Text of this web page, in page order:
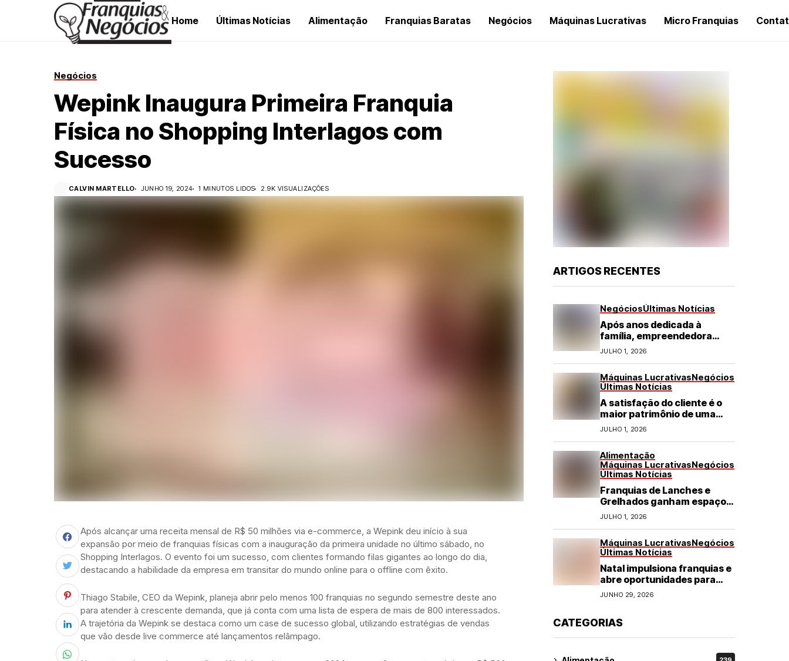
Home Últimas Notícias Alimentação Franquias Baratas Negócios Máquinas Lucrativas Micro Franquias
Negócios
Wepink Inaugura Primeira Franquia
Física no Shopping Interlagos com
Sucesso
CALVIN MARTELLO JUNHO 19, 2024 1 MINUTOS LIDOS 2.9K VISUALIZAÇÕES
Após alcançar uma receita mensal de R$ 50 milhões via e-commerce, a Wepink deu início à sua
expansão por meio de franquias físicas com a inauguração da primeira unidade no último sábado, no
Shopping Interlagos. O evento foi um sucesso, com clientes formando filas gigantes ao longo do dia,
destacando a habilidade da empresa em transitar do mundo online para o offline com êxito.
Thiago Stabile, CEO da Wepink, planeja abrir pelo menos 100 franquias no segundo semestre deste ano
para atender à crescente demanda, que já conta com uma lista de espera de mais de 800 interessados.
A trajetória da Wepink se destaca como um case de sucesso global, utilizando estratégias de vendas
que vão desde live commerce até lançamentos relâmpago.
ARTIGOS RECENTES
NegóciosÚltimas Notícias
Após anos dedicada à
família, empreendedora
transforma franquia de
turismo em negócio de
JULHO 1, 2026
Máquinas LucrativasNegócios
Últimas Notícias
A satisfação do cliente é o
maior patrimônio de uma
franquia
JULHO 1, 2026
Alimentação
Máquinas LucrativasNegócios
Últimas Notícias
Franquias de Lanches e
Grelhados ganham espaço
com demanda por refeições
rápidas e de qualidade
JULHO 1, 2026
Máquinas LucrativasNegócios
Últimas Notícias
Natal impulsiona franquias e
abre oportunidades para
diversos segmentos do
JUNHO 29, 2026
CATEGORIAS